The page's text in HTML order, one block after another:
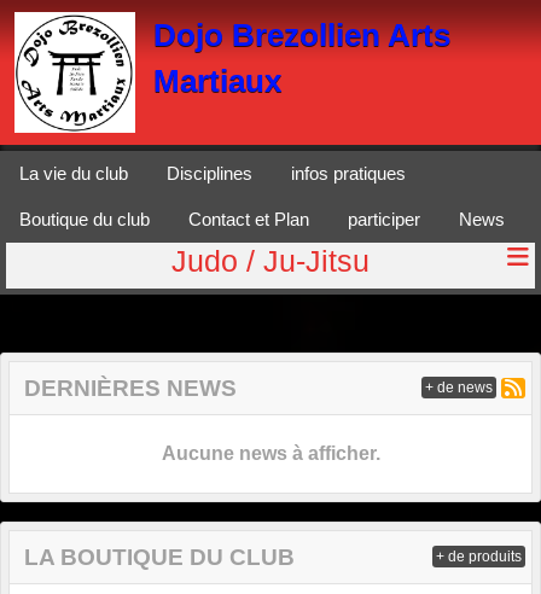
Dojo Brezollien Arts
Martiaux
La vie du club Disciplines infos pratiques
Boutique du club Contact et Plan participer News
Judo / Ju-Jitsu
DERNIÈRES NEWS
Aucune news à afficher.
+ de news
LA BOUTIQUE DU CLUB + de produits
Panneau de gestion des cookies